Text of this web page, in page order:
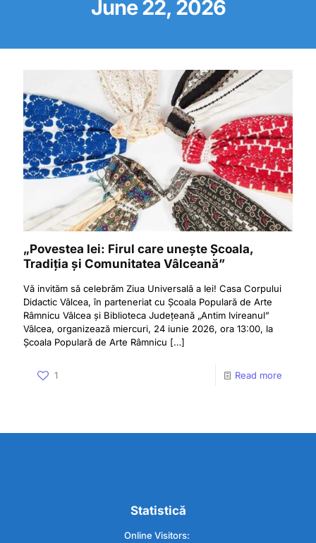
June 22, 2026
„Povestea Iei: Firul care unește Școala,
Tradiția și Comunitatea Vâlceană”
Vă invităm să celebrăm Ziua Universală a Iei! Casa Corpului
Didactic Vâlcea, în parteneriat cu Școala Populară de Arte
Râmnicu Vâlcea și Biblioteca Județeană „Antim Ivireanul”
Vâlcea, organizează miercuri, 24 iunie 2026, ora 13:00, la
Școala Populară de Arte Râmnicu […]
1 Read more
Statistică
Online Visitors: